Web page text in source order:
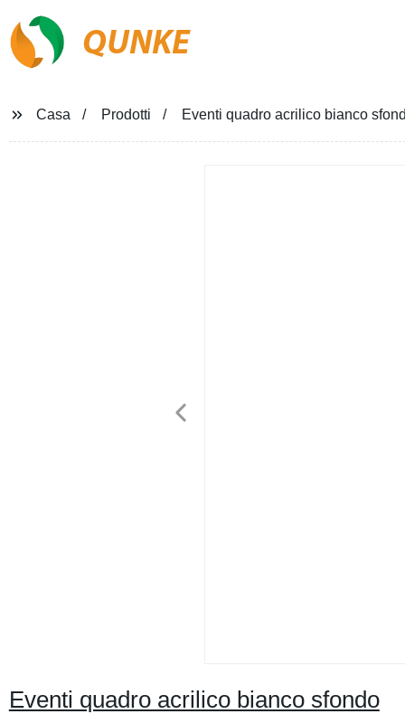
QUNKE
Casa Prodotti Eventi quadro acrilico bianco
Eventi quadro acrilico bianco sfondo